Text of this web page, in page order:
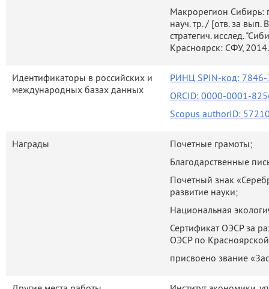
Макрорегион Сибирь:
науч. тр. / [отв. за
стратегич. исслед.
Красноярск: СФУ,
Идентификаторы в российских и
международных базах данных
РИНЦ SPIN-код:
ORCID: 0000-0001-
Scopus authorID:
Награды
Почетные грамоты;
Благодарственные
Почетный знак
развитие науки;
Национальная
Сертификат ОЭСР за
ОЭСР по
присвоено звание